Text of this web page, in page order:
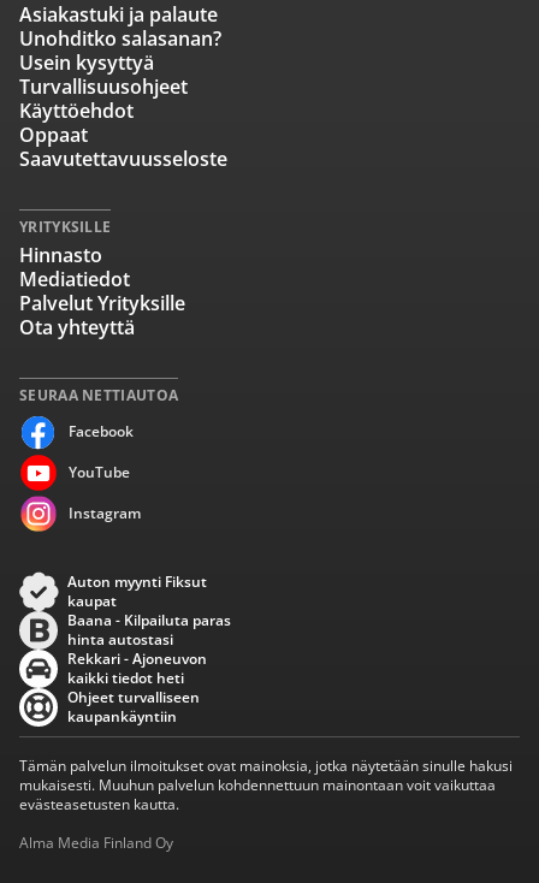
SEURAA NETTIAUTOA
Facebook
YouTube
Instagram
Asiakastuki ja palaute
Unohditko salasanan?
Usein kysyttyä
Turvallisuusohjeet
Käyttöehdot
Oppaat
Saavutettavuusseloste
YRITYKSILLE
Hinnasto
Mediatiedot
Palvelut Yrityksille
Ota yhteyttä
Auton myynti Fiksut
kaupat
Baana - Kilpailuta paras
hinta autostasi
Rekkari - Ajoneuvon
kaikki tiedot heti
Ohjeet turvalliseen
kaupankäyntiin
Tämän palvelun ilmoitukset ovat mainoksia, jotka näytetään sinulle hakusi
mukaisesti. Muuhun palvelun kohdennettuun mainontaan voit vaikuttaa
evästeasetusten kautta.
Alma Media Finland Oy